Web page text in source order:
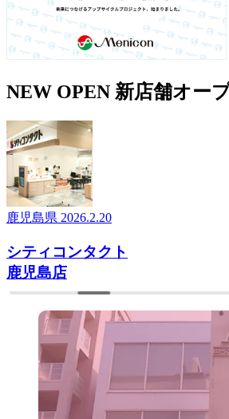
NEW OPEN 新店舗オー
大阪府 2026.6.1
Menicon Miru
心斎橋店